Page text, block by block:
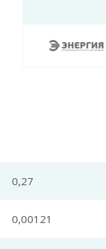
0,27
0,00121